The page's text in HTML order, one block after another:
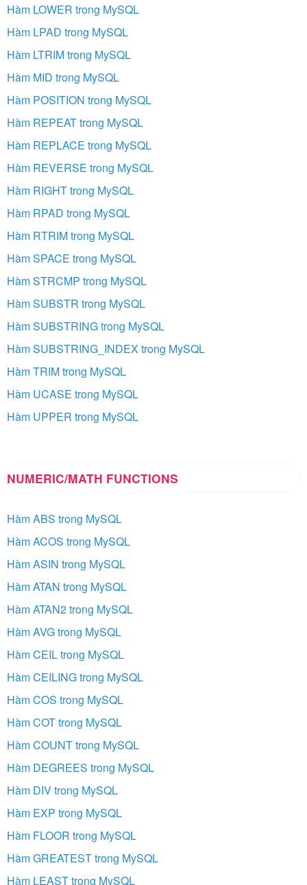
Hàm LOWER trong MySQL
Hàm LPAD trong MySQL
Hàm LTRIM trong MySQL
Hàm MID trong MySQL
Hàm POSITION trong MySQL
Hàm REPEAT trong MySQL
Hàm REPLACE trong MySQL
Hàm REVERSE trong MySQL
Hàm RIGHT trong MySQL
Hàm RPAD trong MySQL
Hàm RTRIM trong MySQL
Hàm SPACE trong MySQL
Hàm STRCMP trong MySQL
Hàm SUBSTR trong MySQL
Hàm SUBSTRING trong MySQL
Hàm SUBSTRING_INDEX trong MySQL
Hàm TRIM trong MySQL
Hàm UCASE trong MySQL
Hàm UPPER trong MySQL
NUMERIC/MATH FUNCTIONS
Hàm ABS trong MySQL
Hàm ACOS trong MySQL
Hàm ASIN trong MySQL
Hàm ATAN trong MySQL
Hàm ATAN2 trong MySQL
Hàm AVG trong MySQL
Hàm CEIL trong MySQL
Hàm CEILING trong MySQL
Hàm COS trong MySQL
Hàm COT trong MySQL
Hàm COUNT trong MySQL
Hàm DEGREES trong MySQL
Hàm DIV trong MySQL
Hàm EXP trong MySQL
Hàm FLOOR trong MySQL
Hàm GREATEST trong MySQL
Hàm LEAST trong MySQL